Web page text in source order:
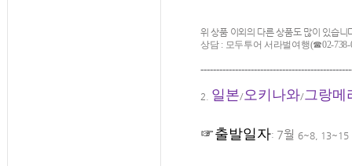
위상품 이외의 다른 상품도많이 있습니
상담 : 모두투어 서라벌여행(☎02-
2. 일본/오키나와/그랑메
☞출발일자: 7월 6~8, 13~15